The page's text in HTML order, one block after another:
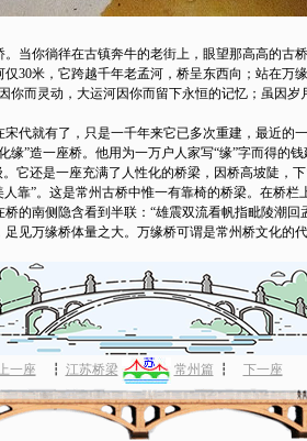
你徜徉在古镇奔牛的老街上，眼望那高高的古
30米，它跨越千年老孟河，桥呈东西向；站在万
而灵动，大运河因你而留下永恒的记忆；虽因
就有了，只是一千年来它已多次重建，最近的
”造一座桥。他用为一万户人家写“缘”字而得的
它还是一座充满了人性化的桥梁，因桥高坡陡，
靠”。这是常州古桥中惟一有靠椅的桥梁。在桥
的南侧隐含看到半联：“雄震双流看帆指毗陵潮
见万缘桥体量之大。万缘桥可谓是常州桥文化的代
上一座 ┇ 江苏桥梁 常州篇 ┇ 下一座